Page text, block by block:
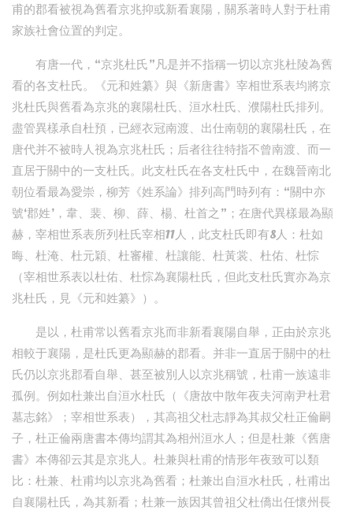
甫的郡看被視為舊看京兆抑或新看襄陽，關系著時人對于杜甫
家族社會位置的判定。
有唐一代，“京兆杜氏”凡是并不指稱一切以京兆杜陵為舊
看的各支杜氏。《元和姓纂》與《新唐書》宰相世系表均將京
兆杜氏與舊看為京兆的襄陽杜氏、洹水杜氏、濮陽杜氏排列。
盡管異樣承自杜預，已經衣冠南渡、出仕南朝的襄陽杜氏，在
唐代并不被時人視為京兆杜氏；后者往往特指不曾南渡、而一
直居于關中的一支杜氏。此支杜氏在各支杜氏中，在魏晉南北
朝位看最為愛崇，柳芳《姓系論》排列高門時列有：“關中亦
號‘郡姓’，韋、裴、柳、薛、楊、杜首之”；在唐代異樣最為顯
赫，宰相世系表所列杜氏宰相11人，此支杜氏即有8人：杜如
晦、杜淹、杜元穎、杜審權、杜讓能、杜黃裳、杜佑、杜悰
（宰相世系表以杜佑、杜悰為襄陽杜氏，但此支杜氏實亦為京
兆杜氏，見《元和姓纂》）。
是以，杜甫常以舊看京兆而非新看襄陽自舉，正由於京兆
相較于襄陽，是杜氏更為顯赫的郡看。并非一直居于關中的杜
氏仍以京兆郡看自舉、甚至被別人以京兆稱號，杜甫一族遠非
孤例。例如杜兼出自洹水杜氏（《唐故中散年夜夫河南尹杜君
墓志銘》；宰相世系表），其高祖父杜志靜為其叔父杜正倫嗣
子，杜正倫兩唐書本傳均謂其為相州洹水人；但是杜兼《舊唐
書》本傳卻云其是京兆人。杜兼與杜甫的情形年夜致可以類
比：杜兼、杜甫均以京兆為舊看；杜兼出自洹水杜氏，杜甫出
自襄陽杜氏，為其新看；杜兼一族因其曾祖父杜僑出任懷州長